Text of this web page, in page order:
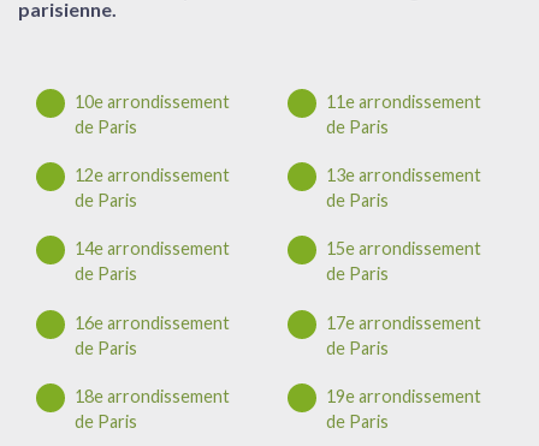
parisienne.
10e arrondissement
de Paris
11e arrondissement
de Paris
12e arrondissement
de Paris
13e arrondissement
de Paris
14e arrondissement
de Paris
15e arrondissement
de Paris
16e arrondissement
de Paris
17e arrondissement
de Paris
18e arrondissement
de Paris
19e arrondissement
de Paris